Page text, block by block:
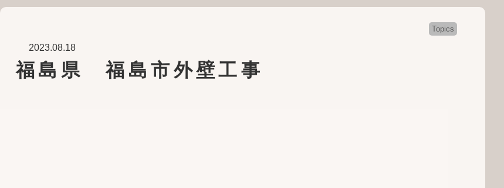
Topics
2023.08.18
福島県 福島市外壁工事